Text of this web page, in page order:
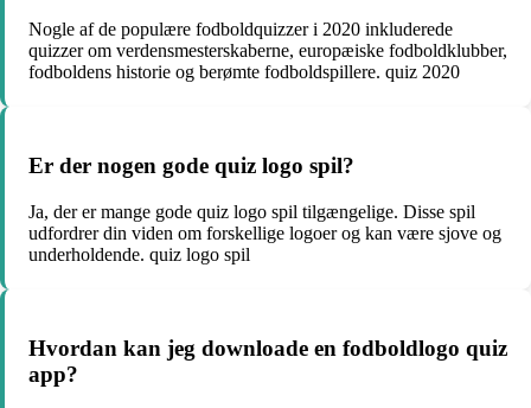
Nogle af de populære fodboldquizzer i 2020 inkluderede
quizzer om verdensmesterskaberne, europæiske fodboldklubber,
fodboldens historie og berømte fodboldspillere. quiz 2020
Er der nogen gode quiz logo spil?
Ja, der er mange gode quiz logo spil tilgængelige. Disse spil
udfordrer din viden om forskellige logoer og kan være sjove og
underholdende. quiz logo spil
Hvordan kan jeg downloade en fodboldlogo quiz
app?